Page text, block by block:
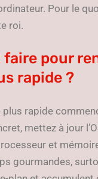
Pour le
roi.
pour
rapide ?
plus rapide
mettez à jour
et
gourmandes,